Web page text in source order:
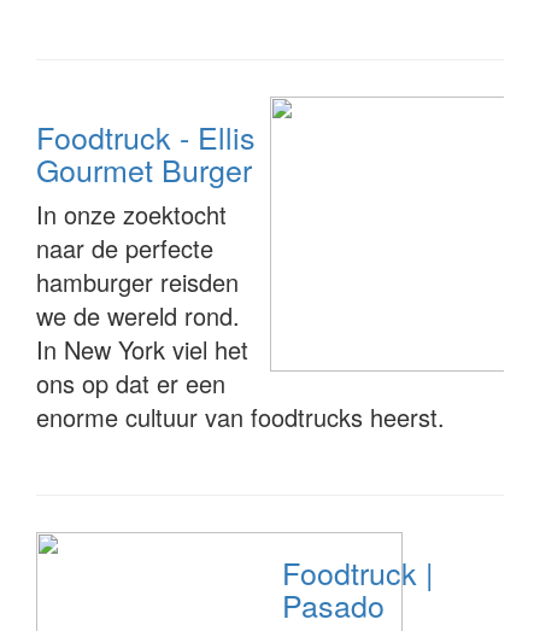
Foodtruck - Ellis
Gourmet Burger
In onze zoektocht
naar de perfecte
hamburger reisden
we de wereld rond.
In New York viel het
ons op dat er een
enorme cultuur van foodtrucks heerst.
Foodtruck |
Pasado